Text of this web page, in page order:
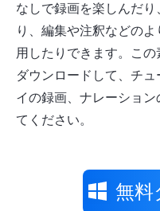
なしで録画を楽しんだ
り、編集や注釈などの
用したりできます。こ
ダウンロードして、チ
イの録画、ナレーショ
てください。
無料